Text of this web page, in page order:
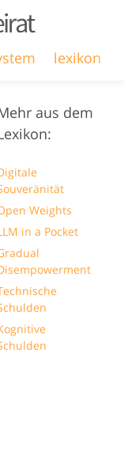
lexikon
aus dem
Weights
in a Pocket